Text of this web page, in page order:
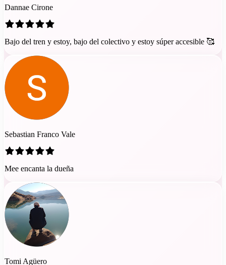
Dannae Cirone
Bajo del tren y estoy, bajo del colectivo y estoy súper accesible 🥰
Sebastian Franco Vale
Mee encanta la dueña
Tomi Agüero